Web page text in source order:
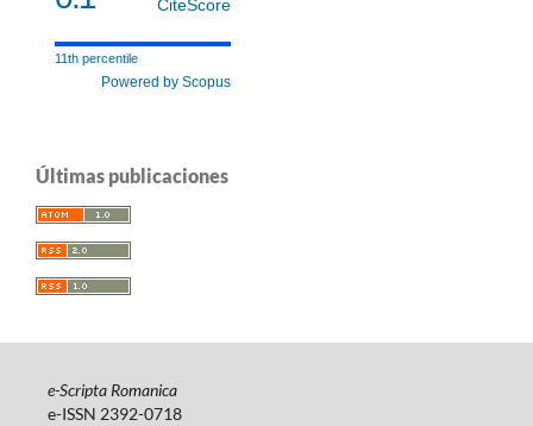
CiteScore
11th percentile
Powered by Scopus
Últimas publicaciones
e-Scripta Romanica
e-ISSN 2392-0718